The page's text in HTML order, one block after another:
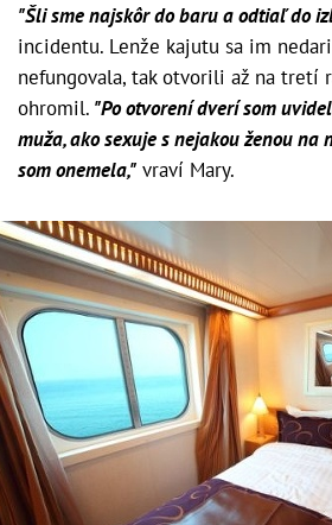
"Šli sme najskôr do baru a odtiaľ do
incidentu. Lenže kajutu sa im
nefungovala, tak otvorili až na tretí
ohromil. "Po otvorení dverí som
muža, ako sexuje s nejakou ženou na
som onemela," vraví Mary.